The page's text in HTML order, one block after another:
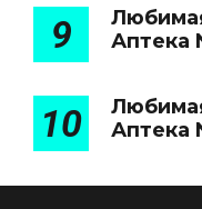
9
Аптека
10
Аптека